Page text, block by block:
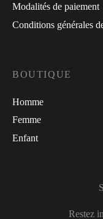
Modalités de paiement
Conditions générales
BOUTIQUE
Homme
Femme
Enfant
Restez